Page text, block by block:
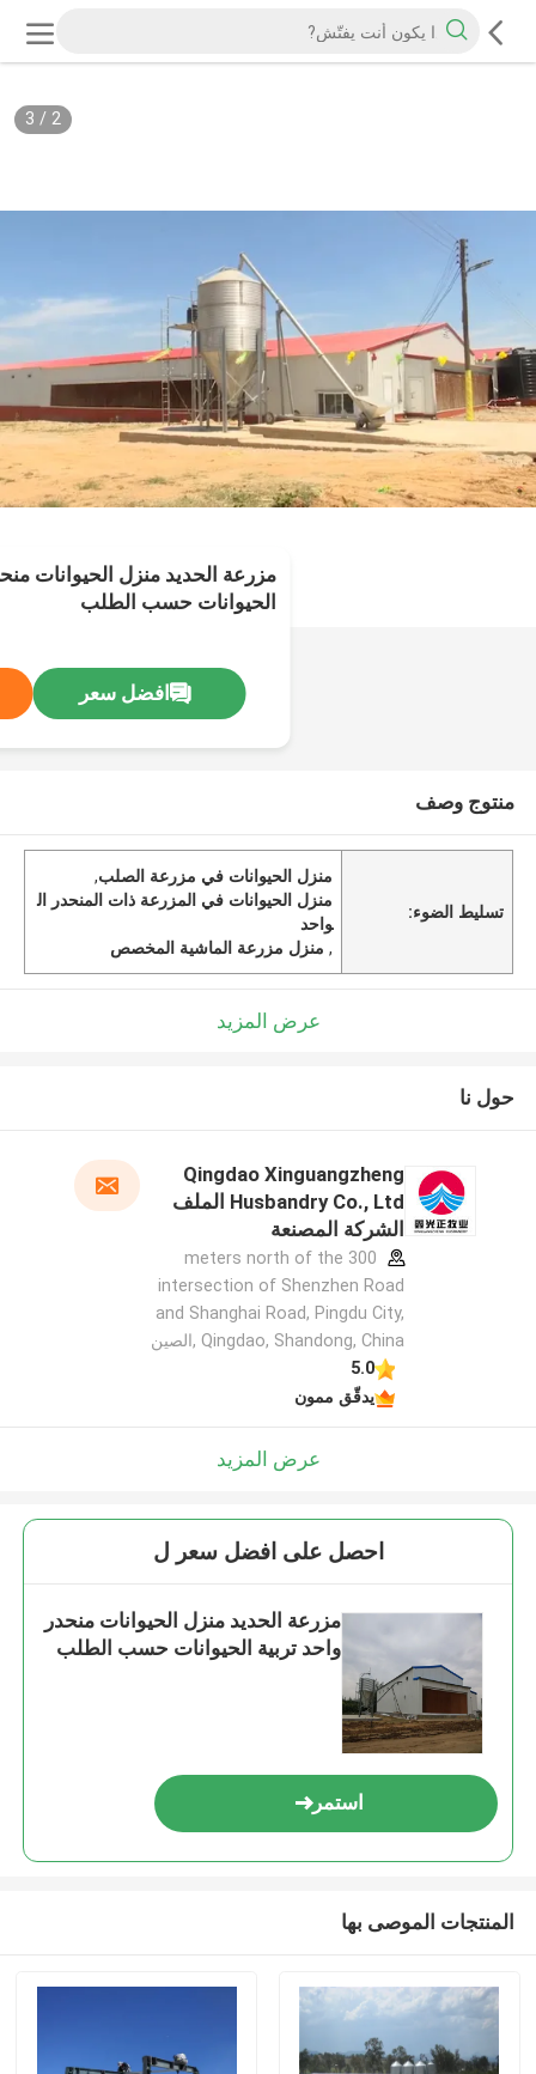
2
/
3
مزرعة الحديد منزل الحيوانات
الحيوانات حسب الطلب
افضل سعر
منتوج وصف
تسليط الضوء:
منزل الحيوانات في مزرعة الصلب,
منزل الحيوانات في المزرعة ذات المنحدر ال
واحد
, منزل مزرعة الماشية المخصص
عرض المزيد
حول نا
Qingdao Xinguangzheng
Husbandry Co., Ltd الملف
الشركة المصنعة
300 meters north of the
intersection of Shenzhen Road
and Shanghai Road, Pingdu City,
Qingdao, Shandong, China ,الصين
5.0
يدقّق ممون
عرض المزيد
احصل على افضل سعر ل
مزرعة الحديد منزل الحيوانات منحدر
واحد تربية الحيوانات حسب الطلب
استمر
المنتجات الموصى بها